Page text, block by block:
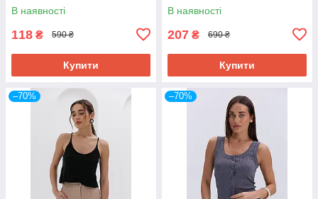
В наявності
118 ₴ 590 ₴
Купити
В наявності
207 ₴ 690 ₴
Купити
–70% –70%